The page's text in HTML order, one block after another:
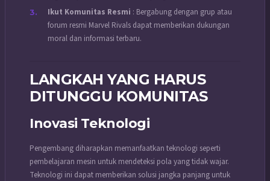
Ikut Komunitas Resmi : Bergabung dengan grup atau
forum resmi Marvel Rivals dapat memberikan dukungan
moral dan informasi terbaru.
LANGKAH YANG HARUS
DITUNGGU KOMUNITAS
Inovasi Teknologi
Pengembang diharapkan memanfaatkan teknologi seperti
pembelajaran mesin untuk mendeteksi pola yang tidak wajar.
Teknologi ini dapat memberikan solusi jangka panjang untuk